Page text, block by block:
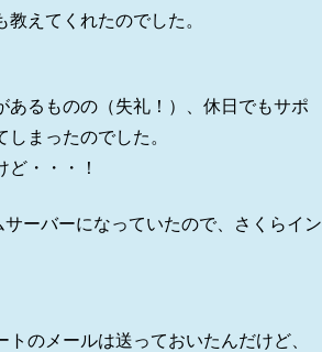
教えてくれたのでした。
るものの（失礼！）、休日でもサポ
まったのでした。
・・・！
ーバーになっていたので、さくらイン
のメールは送っておいたんだけど、